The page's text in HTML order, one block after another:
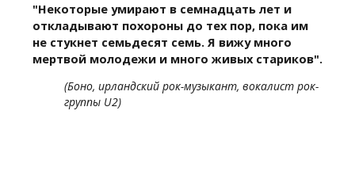
"Некоторые умирают в семнадцать лет и
откладывают похороны до тех пор, пока им
не стукнет семьдесят семь. Я вижу много
мертвой молодежи и много живых стариков".
(Боно, ирландский рок-музыкант, вокалист рок-
группы U2)